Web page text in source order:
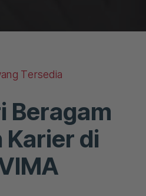
Tersedia
Beragam
Karier di